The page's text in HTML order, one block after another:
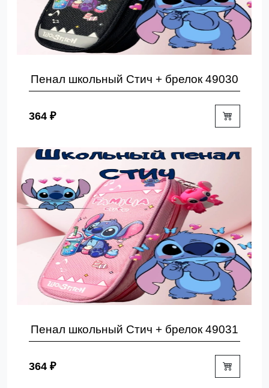
Пенал школьный Стич + брелок 49030
364 ₽
Пенал школьный Стич + брелок 49031
364 ₽